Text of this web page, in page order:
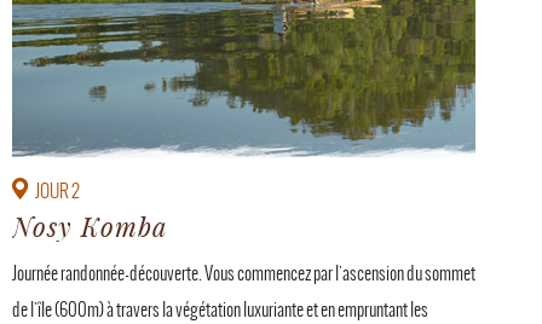
JOUR 2
Nosy Komba
Journée randonnée-découverte. Vous commencez par l'ascension du sommet
de l'île (600m) à travers la végétation luxuriante et en empruntant les